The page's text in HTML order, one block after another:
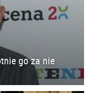
go za nie